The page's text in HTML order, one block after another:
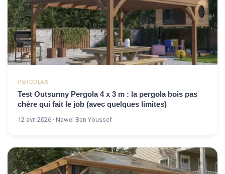
PERGOLAS
Test Outsunny Pergola 4 x 3 m : la pergola bois pas
chère qui fait le job (avec quelques limites)
12 avr. 2026 · Nawel Ben Youssef